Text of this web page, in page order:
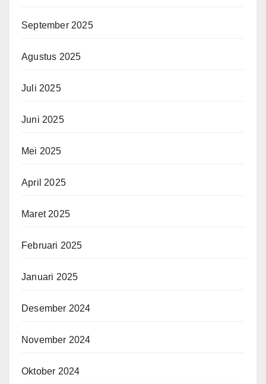
September 2025
Agustus 2025
Juli 2025
Juni 2025
Mei 2025
April 2025
Maret 2025
Februari 2025
Januari 2025
Desember 2024
November 2024
Oktober 2024